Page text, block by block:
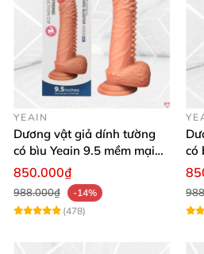
YEAIN
Dương vật giả dính tường
có bìu Yeain 9.5 mềm mại
thật
850.000₫
988.000₫
-14%
(478)
có